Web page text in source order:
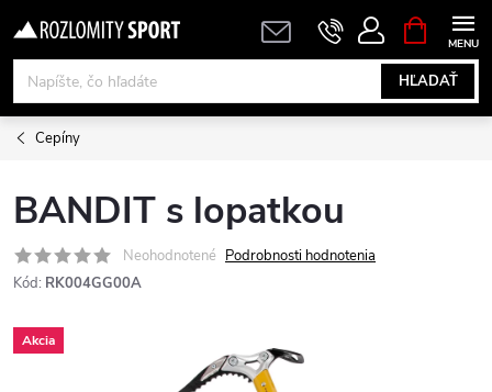
na
obsah
HĽADAŤ
KOŠÍK
Cepíny
BANDIT s lopatkou
Neohodnotené Podrobnosti hodnotenia
Kód: RK004GG00A
Akcia